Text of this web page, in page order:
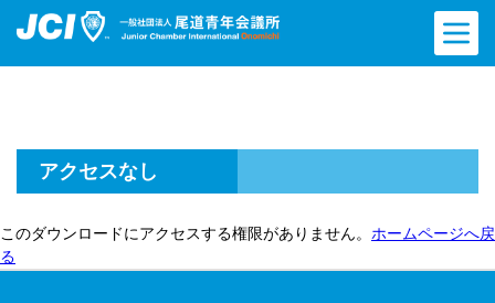
アクセスなし
このダウンロードにアクセスする権限がありません。 ホームページへ戻
る